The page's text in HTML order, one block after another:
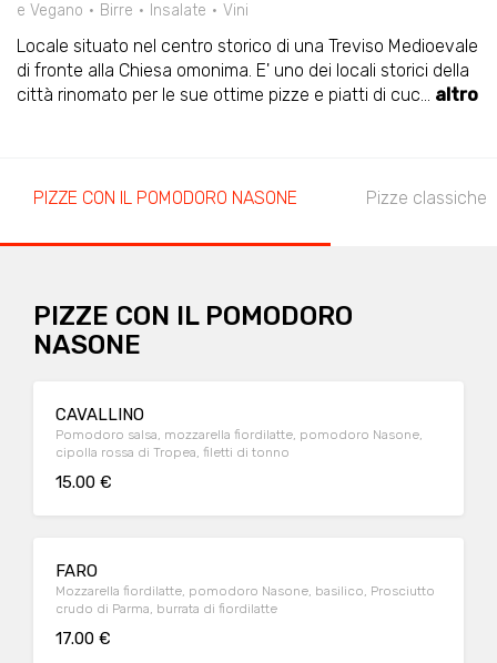
e Vegano
Birre Insalate Vini
Locale situato nel centro storico di una Treviso Medioevale
di fronte alla Chiesa omonima. E' uno dei locali storici della
città rinomato per le sue ottime pizze e piatti di cuc... altro
PIZZE CON IL POMODORO NASONE Pizze classiche
PIZZE CON IL POMODORO
NASONE
CAVALLINO
Pomodoro salsa, mozzarella fiordilatte, pomodoro Nasone,
cipolla rossa di Tropea, filetti di tonno
15.00 €
FARO
Mozzarella fiordilatte, pomodoro Nasone, basilico, Prosciutto
crudo di Parma, burrata di fiordilatte
17.00 €